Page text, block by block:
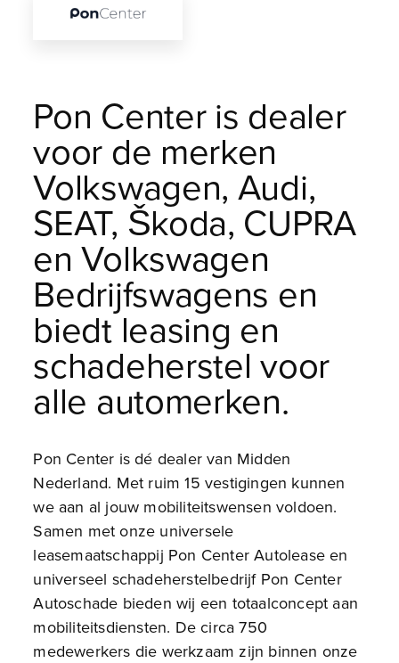
Pon Center is dealer
voor de merken
Volkswagen, Audi,
SEAT, Škoda, CUPRA
en Volkswagen
Bedrijfswagens en
biedt leasing en
schadeherstel voor
alle automerken.
Pon Center is dé dealer van Midden
Nederland. Met ruim 15 vestigingen kunnen
we aan al jouw mobiliteitswensen voldoen.
Samen met onze universele
leasemaatschappij Pon Center Autolease en
universeel schadeherstelbedrijf Pon Center
Autoschade bieden wij een totaalconcept aan
mobiliteitsdiensten. De circa 750
medewerkers die werkzaam zijn binnen onze